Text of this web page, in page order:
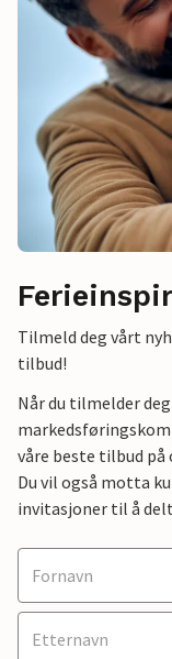
Tilmeld deg vårt
tilbud!
Når du tilmelder
våre beste tilbud
Du vil også motta
invitasjoner til å